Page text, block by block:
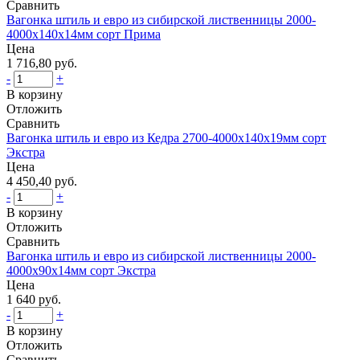
Сравнить
Вагонка штиль и евро из сибирской лиственницы 2000-
4000х140х14мм сорт Прима
Цена
1 716,80 руб.
-
+
В корзину
Отложить
Сравнить
Вагонка штиль и евро из Кедра 2700-4000х140х19мм сорт
Экстра
Цена
4 450,40 руб.
-
+
В корзину
Отложить
Сравнить
Вагонка штиль и евро из сибирской лиственницы 2000-
4000х90х14мм сорт Экстра
Цена
1 640 руб.
-
+
В корзину
Отложить